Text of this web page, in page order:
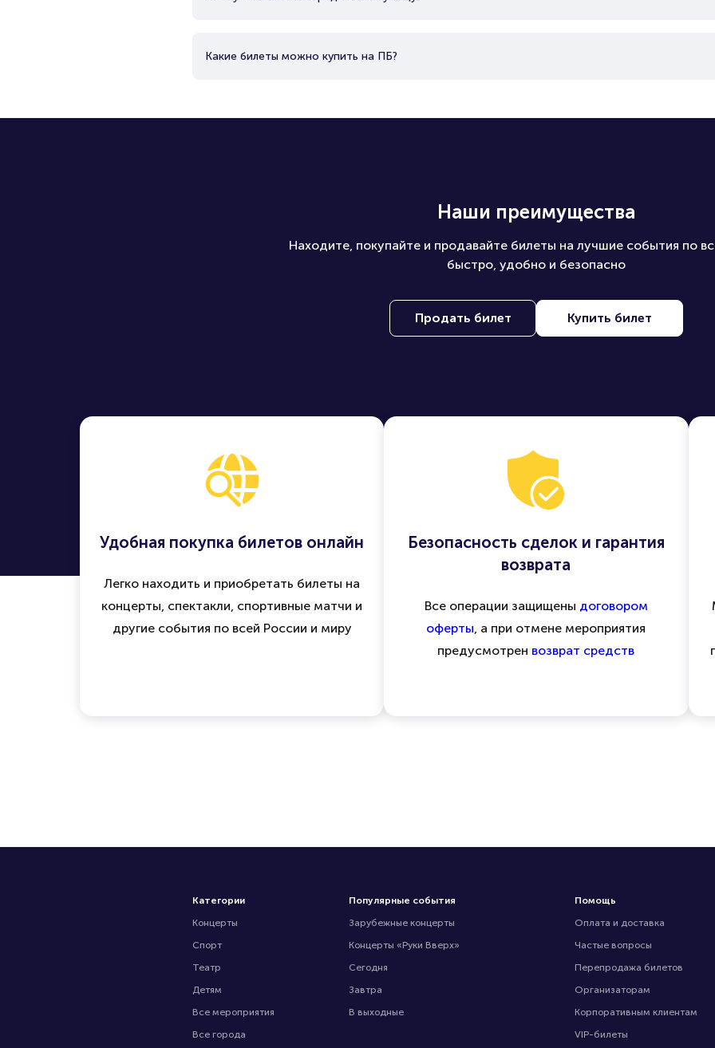
Какие билеты можно купить на ПБ?
Наши преимущества
Находите, покупайте и продавайте билеты на лучшие события по
быстро, удобно и безопасно
Продать билет Купить билет
Удобная покупка билетов онлайн
Легко находить и приобретать билеты на
концерты, спектакли, спортивные матчи и
другие события по всей России и миру
Безопасность сделок и гарантия
возврата
Все операции защищены договором
оферты , а при отмене мероприятия
предусмотрен возврат средств
Категории
Концерты
Спорт
Театр
Детям
Все мероприятия
Все города
Популярные события
Зарубежные концерты
Концерты «Руки Вверх»
Сегодня
Завтра
В выходные
Помощь
Оплата и доставка
Частые вопросы
Перепродажа билетов
Организаторам
Корпоративным клиентам
VIP-билеты